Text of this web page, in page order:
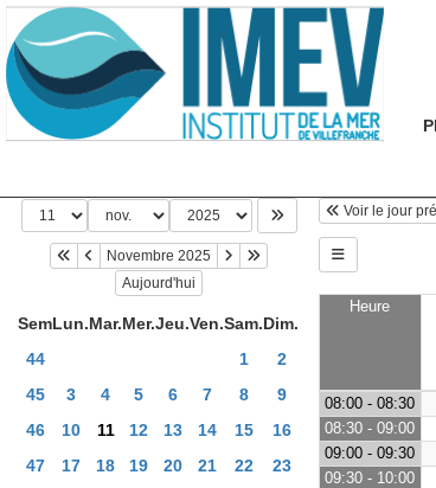
Novembre 2025
Aujourd'hui
SemLun.Mar.Mer.Jeu.Ven.Sam.Dim.
44
1
2
45
3 4 5 6 7 8
9
46
10 11 12 13 14 15
16
47
17 18 19 20 21 22
23
Voir le jour
Heure
08:00 - 08:30
08:30 - 09:00
09:00 - 09:30
09:30 - 10:00